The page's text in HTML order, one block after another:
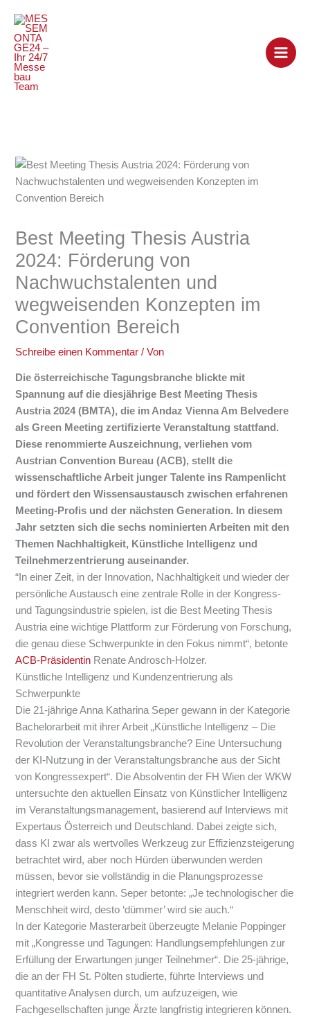
Inhalt
springen
Best Meeting Thesis Austria
2024: Förderung von
Nachwuchstalenten und
wegweisenden Konzepten im
Convention Bereich
Schreibe einen Kommentar / Von
Die österreichische Tagungsbranche blickte mit
Spannung auf die diesjährige Best Meeting Thesis
Austria 2024 (BMTA), die im Andaz Vienna Am Belvedere
als Green Meeting zertifizierte Veranstaltung stattfand.
Diese renommierte Auszeichnung, verliehen vom
Austrian Convention Bureau (ACB), stellt die
wissenschaftliche Arbeit junger Talente ins Rampenlicht
und fördert den Wissensaustausch zwischen erfahrenen
Meeting-Profis und der nächsten Generation. In diesem
Jahr setzten sich die sechs nominierten Arbeiten mit den
Themen Nachhaltigkeit, Künstliche Intelligenz und
Teilnehmerzentrierung auseinander.
“In einer Zeit, in der Innovation, Nachhaltigkeit und wieder der
persönliche Austausch eine zentrale Rolle in der Kongress-
und Tagungsindustrie spielen, ist die Best Meeting Thesis
Austria eine wichtige Plattform zur Förderung von Forschung,
die genau diese Schwerpunkte in den Fokus nimmt“, betonte
ACB-Präsidentin Renate Androsch-Holzer.
Künstliche Intelligenz und Kundenzentrierung als
Schwerpunkte
Die 21-jährige Anna Katharina Seper gewann in der Kategorie
Bachelorarbeit mit ihrer Arbeit „Künstliche Intelligenz – Die
Revolution der Veranstaltungsbranche? Eine Untersuchung
der KI-Nutzung in der Veranstaltungsbranche aus der Sicht
von Kongressexpert“. Die Absolventin der FH Wien der WKW
untersuchte den aktuellen Einsatz von Künstlicher Intelligenz
im Veranstaltungsmanagement, basierend auf Interviews mit
Expertaus Österreich und Deutschland. Dabei zeigte sich,
dass KI zwar als wertvolles Werkzeug zur Effizienzsteigerung
betrachtet wird, aber noch Hürden überwunden werden
müssen, bevor sie vollständig in die Planungsprozesse
integriert werden kann. Seper betonte: „Je technologischer die
Menschheit wird, desto ‘dümmer’ wird sie auch.“
In der Kategorie Masterarbeit überzeugte Melanie Poppinger
mit „Kongresse und Tagungen: Handlungsempfehlungen zur
Erfüllung der Erwartungen junger Teilnehmer“. Die 25-jährige,
die an der FH St. Pölten studierte, führte Interviews und
quantitative Analysen durch, um aufzuzeigen, wie
Fachgesellschaften junge Ärzte langfristig integrieren können.